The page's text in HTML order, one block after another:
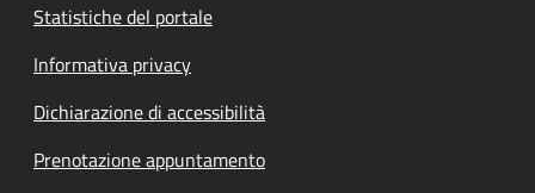
Statistiche del portale
Informativa privacy
Dichiarazione di accessibilità
Prenotazione appuntamento